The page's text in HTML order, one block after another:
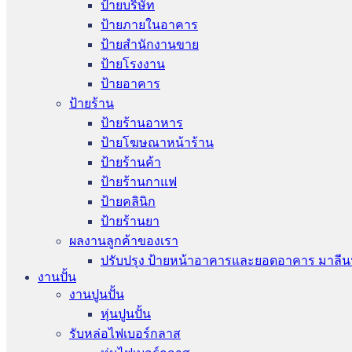
ป้ายบริษัท
ป้ายภายในอาคาร
ป้ายสำนักงานขาย
ป้ายโรงงาน
ป้ายอาคาร
ป้ายร้าน
ป้ายร้านอาหาร
ป้ายโฆษณาหน้าร้าน
ป้ายร้านค้า
ป้ายร้านกาแฟ
ป้ายคลินิก
ป้ายร้านยา
ผลงานลูกค้าของเรา
ปรับปรุง ป้ายหน้าอาคารและยอดอาคาร มาลี
งานปั้น
งานปูนปั้น
หุ่นปูนปั้น
รับหล่อไฟเบอร์กลาส